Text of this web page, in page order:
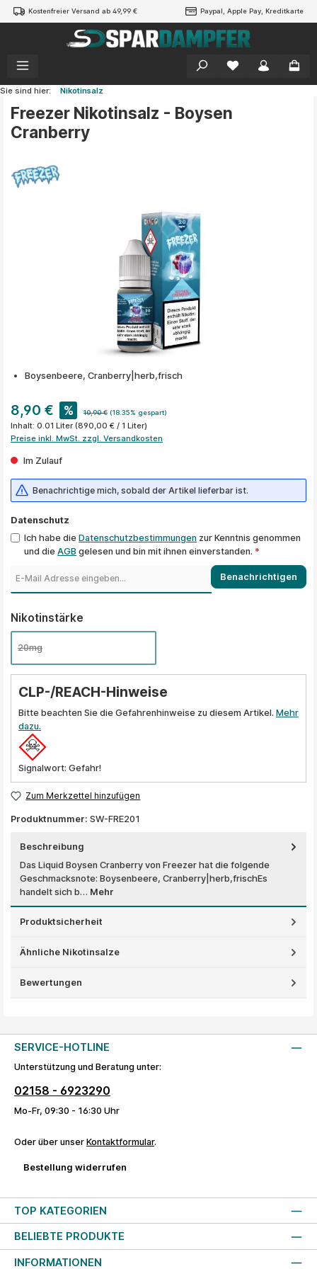
springen
Kostenfreier Versand ab 49,99 € Paypal, Apple Pay, Kreditkarte
Sie sind hier: Nikotinsalz
Freezer Nikotinsalz - Boysen
Cranberry
Boysenbeere, Cranberry|herb,frisch
8,90 € % 10,90 € (18.35% gespart)
Inhalt: 0.01 Liter (890,00 € / 1 Liter)
Preise inkl. MwSt. zzgl. Versandkosten
Im Zulauf
Benachrichtige mich, sobald der Artikel lieferbar ist.
Datenschutz
Ich habe dieDatenschutzbestimmungen zur Kenntnis genommen
und dieAGB gelesen und bin mit ihnen einverstanden.*
Benachrichtigen
Nikotinstärke
20mg
CLP-/REACH-Hinweise
Bitte beachten Sie die Gefahrenhinweise zu diesem Artikel. Mehr
dazu.
Signalwort: Gefahr!
Zum Merkzettel hinzufügen
Produktnummer: SW-FRE201
Beschreibung
Das Liquid Boysen Cranberry von Freezer hat die folgende
Geschmacksnote: Boysenbeere, Cranberry|herb,frischEs
handelt sich b… Mehr
Produktsicherheit
Ähnliche Nikotinsalze
Bewertungen
SERVICE-HOTLINE
Unterstützung und Beratung unter:
02158 - 6923290
Mo-Fr, 09:30 - 16:30 Uhr
Oder über unser Kontaktformular.
Bestellung widerrufen
TOP KATEGORIEN
BELIEBTE PRODUKTE
INFORMATIONEN